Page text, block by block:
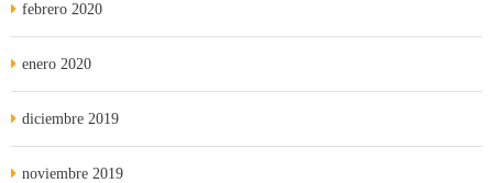
febrero 2020
enero 2020
diciembre 2019
noviembre 2019